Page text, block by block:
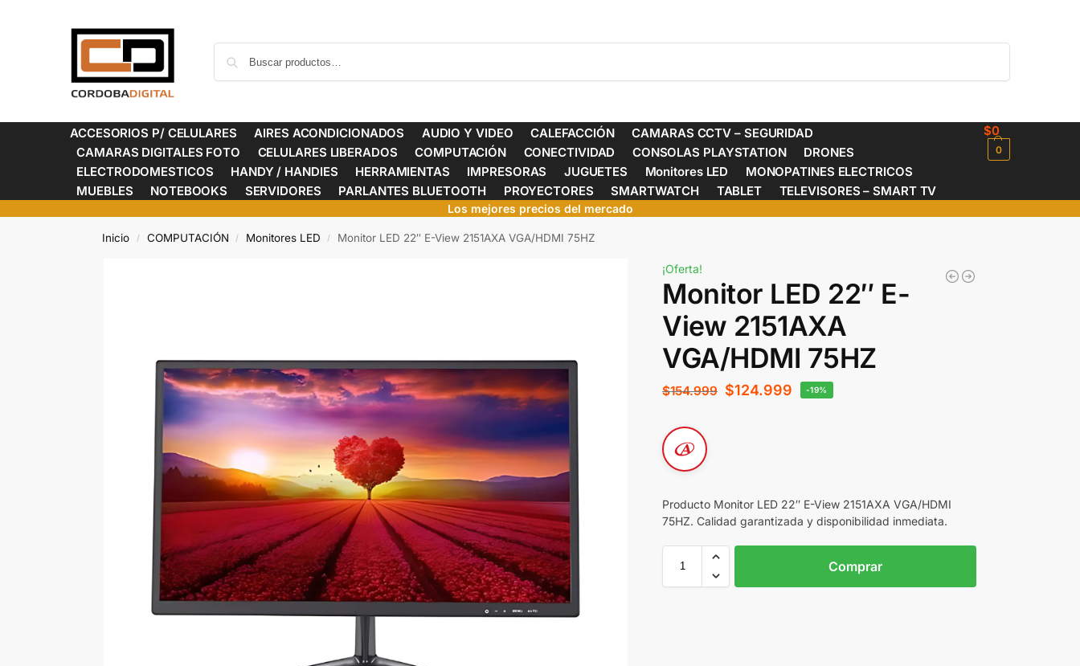
ACCESORIOS P/ CELULARES AIRES ACONDICIONADOS AUDIO Y VIDEO CALEFACCIÓN
CAMARAS CCTV – SEGURIDAD
CAMARAS DIGITALES FOTO
CELULARES LIBERADOS COMPUTACIÓN CONECTIVIDAD CONSOLAS PLAYSTATION
DRONES
ELECTRODOMESTICOS
HANDY / HANDIES HERRAMIENTAS IMPRESORAS JUGUETES Monitores LED
MONOPATINES ELECTRICOS
MUEBLES
NOTEBOOKS SERVIDORES PARLANTES BLUETOOTH PROYECTORES SMARTWATCH TABLET TELEVISORES – SMART TV
$0
0
Los mejores precios del mercado
Inicio / COMPUTACIÓN / Monitores LED / Monitor LED 22″ E-View 2151AXA VGA/HDMI 75HZ
¡Oferta!
Monitor LED 22″ E-
View 2151AXA
VGA/HDMI 75HZ
$154.999 $124.999 -19%
Producto Monitor LED 22″ E-View 2151AXA VGA/HDMI
75HZ. Calidad garantizada y disponibilidad inmediata.
Comprar